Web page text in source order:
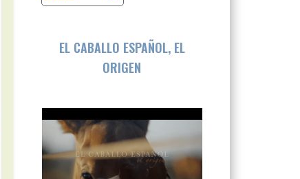
EL CABALLO ESPAÑOL, EL
ORIGEN